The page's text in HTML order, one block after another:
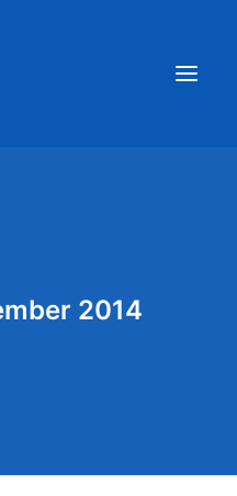
2014